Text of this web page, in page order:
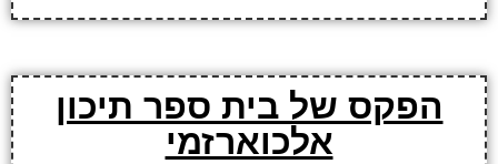
הפקס של בית ספר תיכון
אלכוארזמי